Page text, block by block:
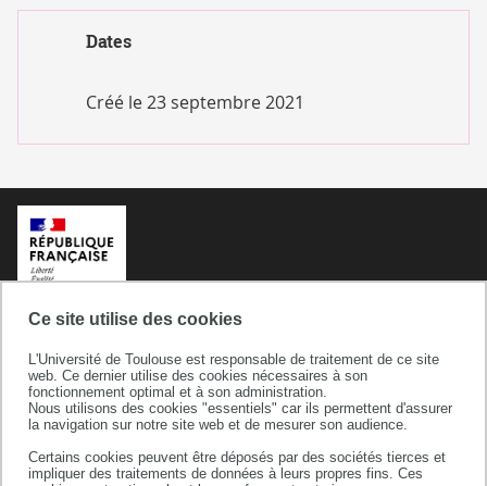
Ce site utilise des cookies
L'Université de Toulouse est responsable de traitement de ce site
web. Ce dernier utilise des cookies nécessaires à son
fonctionnement optimal et à son administration.
Nous utilisons des cookies "essentiels" car ils permettent d'assurer
la navigation sur notre site web et de mesurer son audience.
Certains cookies peuvent être déposés par des sociétés tierces et
impliquer des traitements de données à leurs propres fins. Ces
INTÉRIEURSDates
Créé le23 septembre 2021
Université de Toulouse